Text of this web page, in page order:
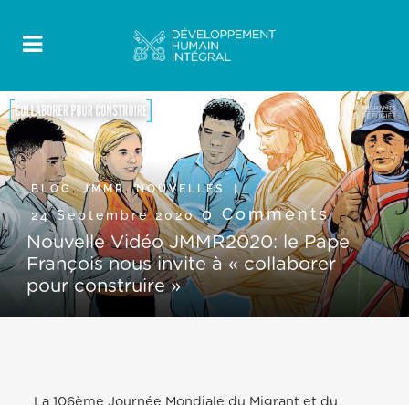
BLOG,JMMR,NOUVELLES
24 Septembre 20200 Comments
Nouvelle Vidéo JMMR2020: le Pape
François nous invite à « collaborer
pour construire »
La 106ème Journée Mondiale du Migrant et du